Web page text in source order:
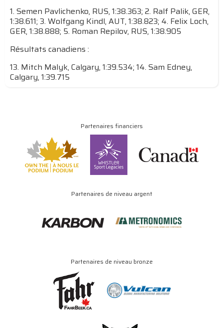
1. Semen Pavlichenko, RUS, 1:38.363; 2. Ralf Palik, GER,
1:38.611; 3. Wolfgang Kindl, AUT, 1:38.823; 4. Felix Loch,
GER, 1:38.888; 5. Roman Repilov, RUS, 1:38.905
Résultats canadiens :
13. Mitch Malyk, Calgary, 1:39.534; 14. Sam Edney,
Calgary, 1:39.715
Partenaires financiers
Partenaires de niveau argent
Partenaires de niveau bronze